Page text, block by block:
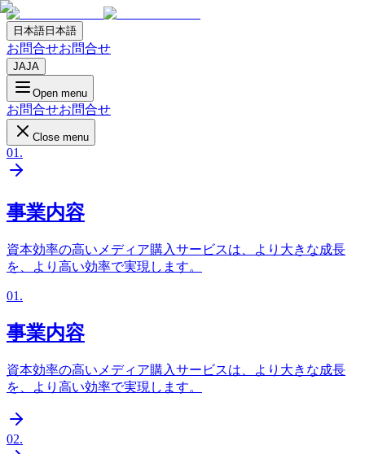
日本語 日本語
お問合せお問合せ
JAJA
Open menu
お問合せお問合せ
Close menu
01 .
事業内容
資本効率の高いメディア購入サービスは、より大きな成長
を、より高い効率で実現します。
01 .
事業内容
資本効率の高いメディア購入サービスは、より大きな成長
を、より高い効率で実現します。
02.